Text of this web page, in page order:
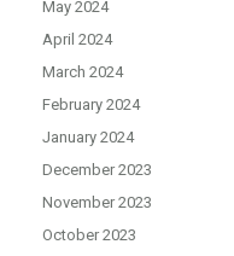
May 2024
April 2024
March 2024
February 2024
January 2024
December 2023
November 2023
October 2023